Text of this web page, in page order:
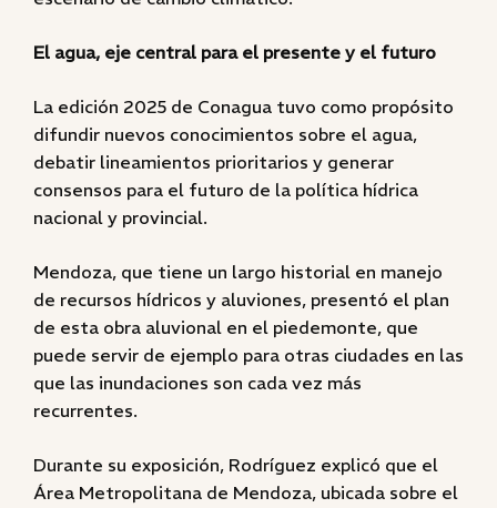
El agua, eje central para el presente y el futuro
La edición 2025 de Conagua tuvo como propósito
difundir nuevos conocimientos sobre el agua,
debatir lineamientos prioritarios y generar
consensos para el futuro de la política hídrica
nacional y provincial.
Mendoza, que tiene un largo historial en manejo
de recursos hídricos y aluviones, presentó el plan
de esta obra aluvional en el piedemonte, que
puede servir de ejemplo para otras ciudades en las
que las inundaciones son cada vez más
recurrentes.
Durante su exposición, Rodríguez explicó que el
Área Metropolitana de Mendoza, ubicada sobre el